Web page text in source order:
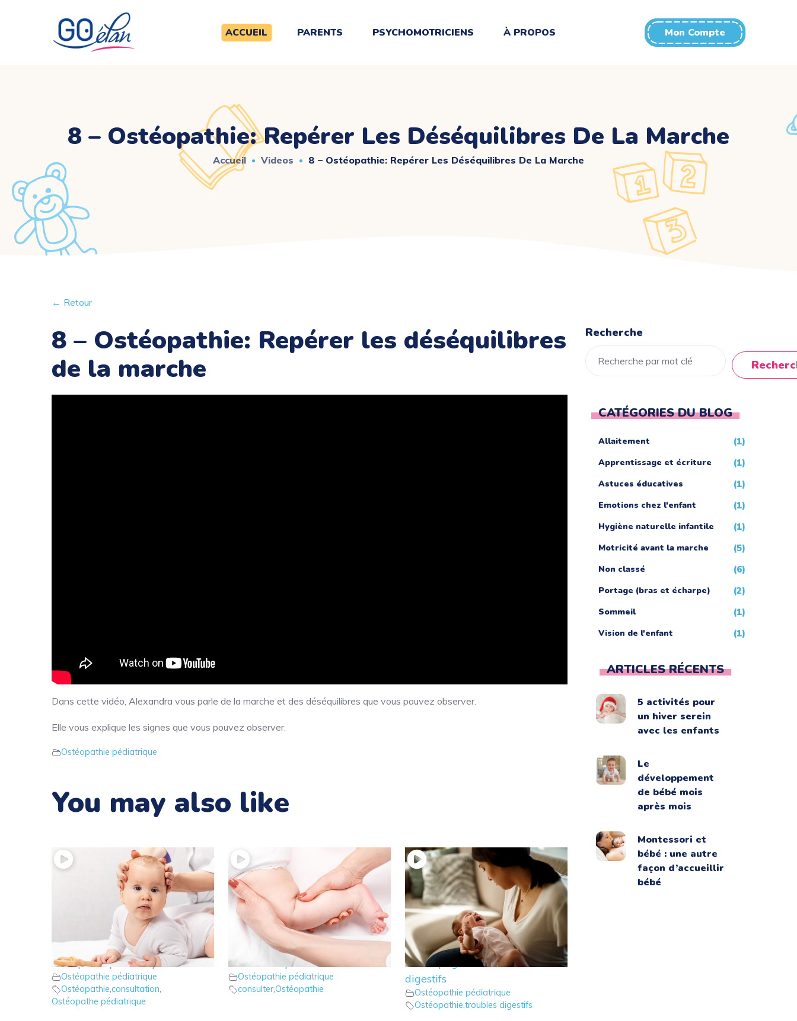
ACCUEIL PARENTS PSYCHOMOTRICIENS À PROPOS Mon Compte
8 – Ostéopathie: Repérer Les Déséquilibres De La Marche
Accueil Videos 8 – Ostéopathie: Repérer Les Déséquilibres De La Marche
← Retour
8 – Ostéopathie: Repérer les déséquilibres
de la marche
Dans cette vidéo, Alexandra vous parle de la marche et des déséquilibres que vous pouvez observer.
Elle vous explique les signes que vous pouvez observer.
Ostéopathie pédiatrique
You may also like
10 – Ostéopathie : choisir son
ostéopathe pédiatrique
Ostéopathie pédiatrique
Ostéopathie,consultation,
Ostéopathe pédiatrique
9 – Ostéopathie : quelles
indications pour le bébé ?
Ostéopathie pédiatrique
consulter,Ostéopathie
7 – Ostéopathie: repérer et
accompagner les troubles
digestifs
Ostéopathie pédiatrique
Ostéopathie,troubles digestifs
Recherche
CATÉGORIES DU BLOG
Allaitement (1)
Apprentissage et écriture (1)
Astuces éducatives (1)
Emotions chez l'enfant (1)
Hygiène naturelle infantile (1)
Motricité avant la marche (5)
Non classé (6)
Portage (bras et écharpe) (2)
Sommeil (1)
Vision de l'enfant (1)
ARTICLES RÉCENTS
5 activités pour
un hiver serein
avec les enfants
Le
développement
de bébé mois
après mois
Montessori et
bébé : une autre
façon d’accueillir
bébé